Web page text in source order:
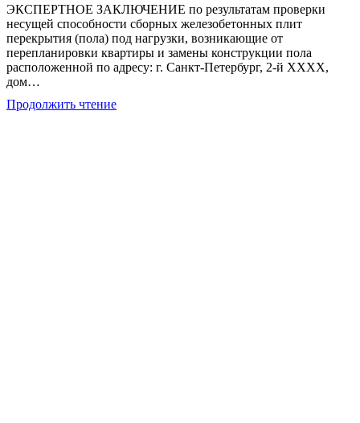
ЭКСПЕРТНОЕ ЗАКЛЮЧЕНИЕ по результатам проверки
несущей способности сборных железобетонных плит
перекрытия (пола) под нагрузки, возникающие от
перепланировки квартиры и замены конструкции пола
расположенной по адресу: г. Санкт-Петербург, 2-й ХХХХ,
дом…
Продолжить чтениеПроверка